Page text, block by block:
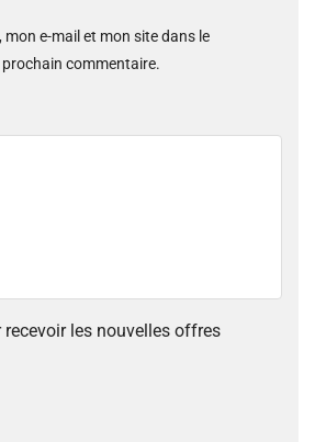
e-mail et mon site dans le
commentaire.
les nouvelles offres